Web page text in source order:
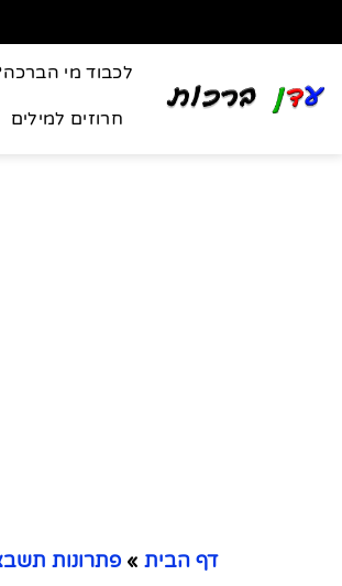
לכבוד מי
חרוזים למילים
דף הבית » פתרונות